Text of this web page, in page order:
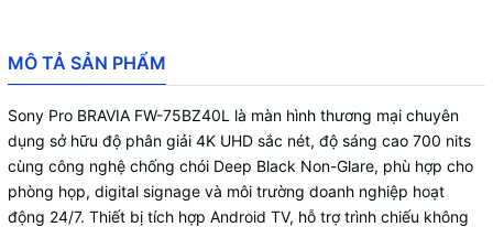
Điều khiển
Cổng kết nối
4 HDMI (HDCP 2.3), 2 USB, Composite
mini jack, Audio In analog, Audio Out
digital, LAN Ethernet
Công suất tiêu thụ 299W
Kích thước không chân
MÔ TẢ SẢN PHẨM
Sony Pro BRAVIA FW-75BZ40L là màn hình thương mại chuyên
dụng sở hữu độ phân giải 4K UHD sắc nét, độ sáng cao 700 nits
cùng công nghệ chống chói Deep Black Non-Glare, phù hợp cho
phòng họp, digital signage và môi trường doanh nghiệp hoạt
động 24/7. Thiết bị tích hợp Android TV, hỗ trợ trình chiếu không